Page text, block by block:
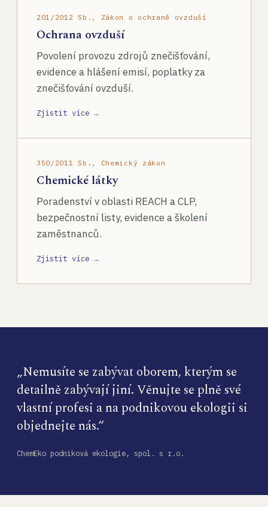
201/2012 Sb., Zákon o ochraně ovzduší
Ochrana ovzduší
Povolení provozu zdrojů znečišťování,
evidence a hlášení emisí, poplatky za
znečišťování ovzduší.
Zjistit více →
350/2011 Sb., Chemický zákon
Chemické látky
Poradenství v oblasti REACH a CLP,
bezpečnostní listy, evidence a školení
zaměstnanců.
Zjistit více →
„Nemusíte se zabývat oborem, kterým se
detailně zabývají jiní. Věnujte se plně své
vlastní profesi a na podnikovou ekologii si
objednejte nás.“
ChemEko podniková ekologie, spol. s r.o.